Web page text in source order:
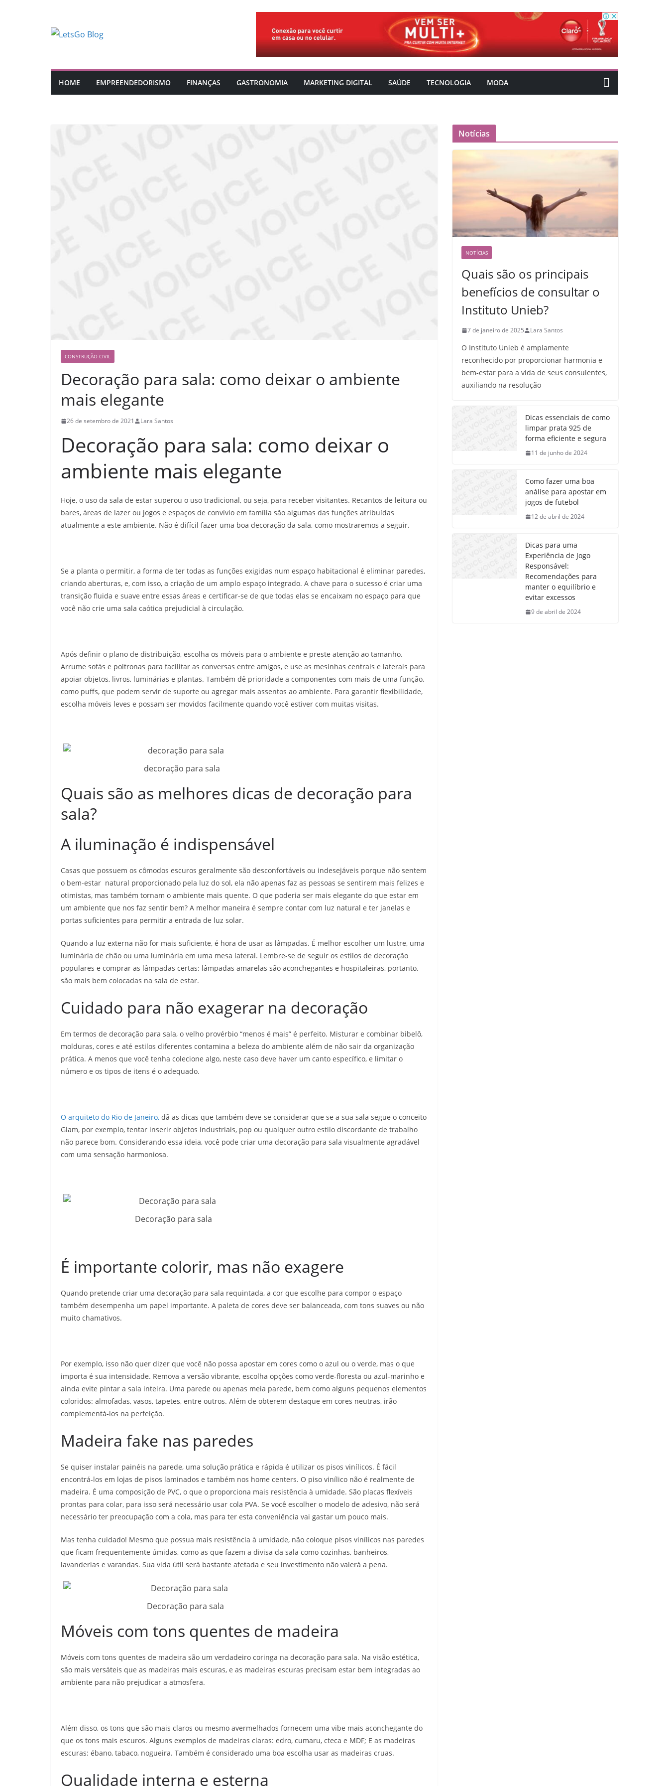
HOME EMPREENDEDORISMO FINANÇAS GASTRONOMIA MARKETING DIGITAL SAÚDE TECNOLOGIA MODA
CONSTRUÇÃO CIVIL
Decoração para sala: como deixar o ambiente
mais elegante
26 de setembro de 2021 Lara Santos
Decoração para sala: como deixar o
ambiente mais elegante
Hoje, o uso da sala de estar superou o uso tradicional, ou seja, para receber visitantes. Recantos de leitura ou
bares, áreas de lazer ou jogos e espaços de convívio em família são algumas das funções atribuídas
atualmente a este ambiente. Não é difícil fazer uma boa decoração da sala, como mostraremos a seguir.
Se a planta o permitir, a forma de ter todas as funções exigidas num espaço habitacional é eliminar paredes,
criando aberturas, e, com isso, a criação de um amplo espaço integrado. A chave para o sucesso é criar uma
transição fluida e suave entre essas áreas e certificar-se de que todas elas se encaixam no espaço para que
você não crie uma sala caótica prejudicial à circulação.
Após definir o plano de distribuição, escolha os móveis para o ambiente e preste atenção ao tamanho.
Arrume sofás e poltronas para facilitar as conversas entre amigos, e use as mesinhas centrais e laterais para
apoiar objetos, livros, luminárias e plantas. Também dê prioridade a componentes com mais de uma função,
como puffs, que podem servir de suporte ou agregar mais assentos ao ambiente. Para garantir flexibilidade,
escolha móveis leves e possam ser movidos facilmente quando você estiver com muitas visitas.
decoração para sala
Quais são as melhores dicas de decoração para
sala?
A iluminação é indispensável
Casas que possuem os cômodos escuros geralmente são desconfortáveis ​​ou indesejáveis ​​porque não sentem
o bem-estar natural proporcionado pela luz do sol, ela não apenas faz as pessoas se sentirem mais felizes e
otimistas, mas também tornam o ambiente mais quente. O que poderia ser mais elegante do que estar em
um ambiente que nos faz sentir bem? A melhor maneira é sempre contar com luz natural e ter janelas e
portas suficientes para permitir a entrada de luz solar.
Quando a luz externa não for mais suficiente, é hora de usar as lâmpadas. É melhor escolher um lustre, uma
luminária de chão ou uma luminária em uma mesa lateral. Lembre-se de seguir os estilos de decoração
populares e comprar as lâmpadas certas: lâmpadas amarelas são aconchegantes e hospitaleiras, portanto,
são mais bem colocadas na sala de estar.
Cuidado para não exagerar na decoração
Em termos de decoração para sala, o velho provérbio “menos é mais” é perfeito. Misturar e combinar bibelô,
molduras, cores e até estilos diferentes contamina a beleza do ambiente além de não sair da organização
prática. A menos que você tenha colecione algo, neste caso deve haver um canto específico, e limitar o
número e os tipos de itens é o adequado.
O arquiteto do Rio de Janeiro, dã as dicas que também deve-se considerar que se a sua sala segue o conceito
Glam, por exemplo, tentar inserir objetos industriais, pop ou qualquer outro estilo discordante de trabalho
não parece bom. Considerando essa ideia, você pode criar uma decoração para sala visualmente agradável
com uma sensação harmoniosa.
Decoração para sala
É importante colorir, mas não exagere
Quando pretende criar uma decoração para sala requintada, a cor que escolhe para compor o espaço
também desempenha um papel importante. A paleta de cores deve ser balanceada, com tons suaves ou não
muito chamativos.
Por exemplo, isso não quer dizer que você não possa apostar em cores como o azul ou o verde, mas o que
importa é sua intensidade. Remova a versão vibrante, escolha opções como verde-floresta ou azul-marinho e
ainda evite pintar a sala inteira. Uma parede ou apenas meia parede, bem como alguns pequenos elementos
coloridos: almofadas, vasos, tapetes, entre outros. Além de obterem destaque em cores neutras, irão
complementá-los na perfeição.
Madeira fake nas paredes
Se quiser instalar painéis na parede, uma solução prática e rápida é utilizar os pisos vinílicos. É fácil
encontrá-los em lojas de pisos laminados e também nos home centers. O piso vinílico não é realmente de
madeira. É uma composição de PVC, o que o proporciona mais resistência à umidade. São placas flexíveis
prontas para colar, para isso será necessário usar cola PVA. Se você escolher o modelo de adesivo, não será
necessário ter preocupação com a cola, mas para ter esta conveniência vai gastar um pouco mais.
Mas tenha cuidado! Mesmo que possua mais resistência à umidade, não coloque pisos vinílicos nas paredes
que ficam frequentemente úmidas, como as que fazem a divisa da sala como cozinhas, banheiros,
lavanderias e varandas. Sua vida útil será bastante afetada e seu investimento não valerá a pena.
Decoração para sala
Móveis com tons quentes de madeira
Móveis com tons quentes de madeira são um verdadeiro coringa na decoração para sala. Na visão estética,
são mais versáteis que as madeiras mais escuras, e as madeiras escuras precisam estar bem integradas ao
ambiente para não prejudicar a atmosfera.
Além disso, os tons que são mais claros ou mesmo avermelhados fornecem uma vibe mais aconchegante do
que os tons mais escuros. Alguns exemplos de madeiras claras: edro, cumaru, cteca e MDF; E as madeiras
escuras: ébano, tabaco, nogueira. Também é considerado uma boa escolha usar as madeiras cruas.
Qualidade interna e esterna
Notícias
NOTÍCIAS
Quais são os principais
benefícios de consultar o
Instituto Unieb?
7 de janeiro de 2025 Lara Santos
O Instituto Unieb é amplamente
reconhecido por proporcionar harmonia e
bem-estar para a vida de seus consulentes,
auxiliando na resolução
Dicas essenciais de como
limpar prata 925 de
forma eficiente e segura
11 de junho de 2024
Como fazer uma boa
análise para apostar em
jogos de futebol
12 de abril de 2024
Dicas para uma
Experiência de Jogo
Responsável:
Recomendações para
manter o equilíbrio e
evitar excessos
9 de abril de 2024